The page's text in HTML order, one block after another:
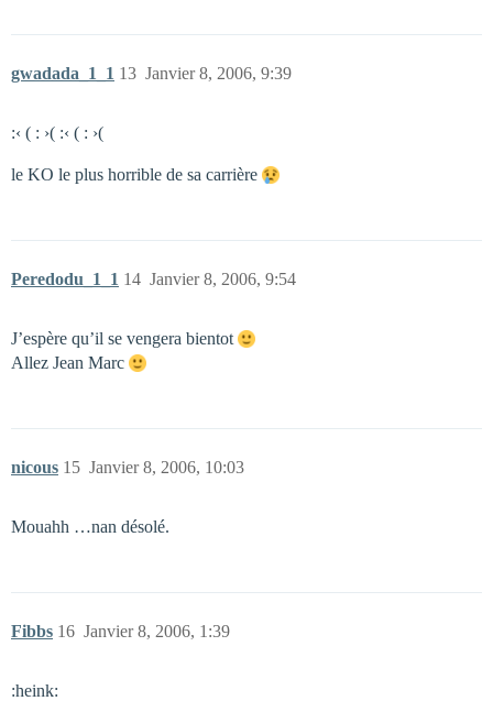
gwadada_1_1 Janvier 8, 2006, 9:39
13
:‹ ( : ›( :‹ ( : ›(
le KO le plus horrible de sa carrière
Peredodu_1_1 Janvier 8, 2006, 9:54
14
J’espère qu’il se vengera bientot
Allez Jean Marc
nicous Janvier 8, 2006, 10:03
15
Mouahh …nan désolé.
Fibbs Janvier 8, 2006, 1:39
16
:heink: